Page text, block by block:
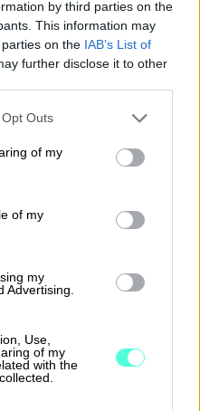
by third parties on the
This information may
on the IAB’s List of
further disclose it to other
uses one or more Google
You may click to
and its third-party tags to
purposes in below Google
Outs
of my
of my
my
Advertising.
Use,
of my
with the
tai
jää
ja